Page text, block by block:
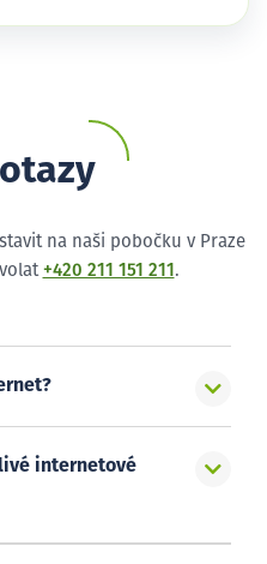
na naši pobočku v Praze
+420 211 151 211 .
internetové